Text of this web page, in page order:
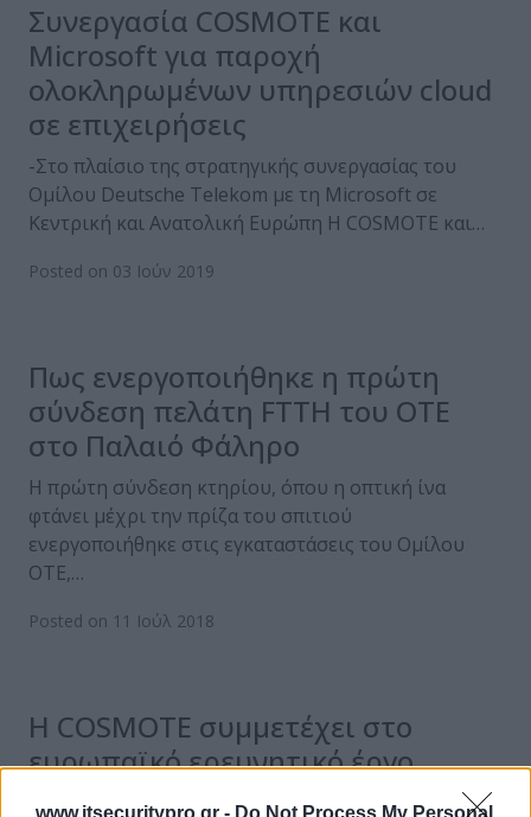
www.itsecuritypro.gr - Do Not Process My Personal
Συνεργασία COSMOTE και
Microsoft για παροχή
ολοκληρωμένων υπηρεσιών cloud
σε επιχειρήσεις
-Στο πλαίσιο της στρατηγικής συνεργασίας του
Ομίλου Deutsche Telekom με τη Microsoft σε
Κεντρική και Ανατολική Ευρώπη Η COSMOTE και…
Posted on 03 Ιούν 2019
Πως ενεργοποιήθηκε η πρώτη
σύνδεση πελάτη FTTH του ΟΤΕ
στο Παλαιό Φάληρο
Η πρώτη σύνδεση κτηρίου, όπου η οπτική ίνα
φτάνει μέχρι την πρίζα του σπιτιού
ενεργοποιήθηκε στις εγκαταστάσεις του Ομίλου
ΟΤΕ,…
Posted on 11 Ιούλ 2018
Η COSMOTE συμμετέχει στο
ευρωπαϊκό ερευνητικό έργο
Privacy Flag